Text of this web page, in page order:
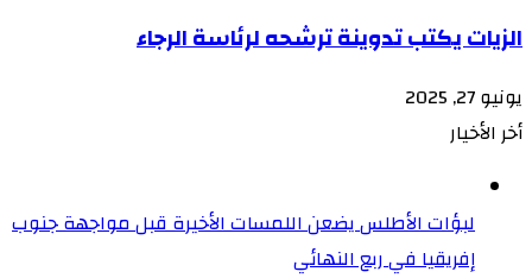
الزيات يكتب تدوينة ترشحه لرئاسة الرجاء
يونيو 27, 2025
أخر الأخيار
لبؤات الأطلس يضعن اللمسات الأخيرة قبل مواجهة جنوب
إفريقيا في ربع النهائي